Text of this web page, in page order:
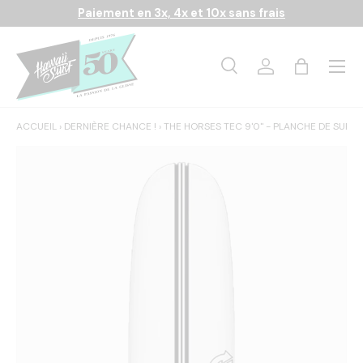
Aller au contenu
Paiement en 3x, 4x et 10x sans frais
Rechercher
RechercheSe connecter
Panier
Menu
ACCUEIL › DERNIÈRE CHANCE ! ›THE HORSES TEC 9'0" - PLANCHE DE SURF